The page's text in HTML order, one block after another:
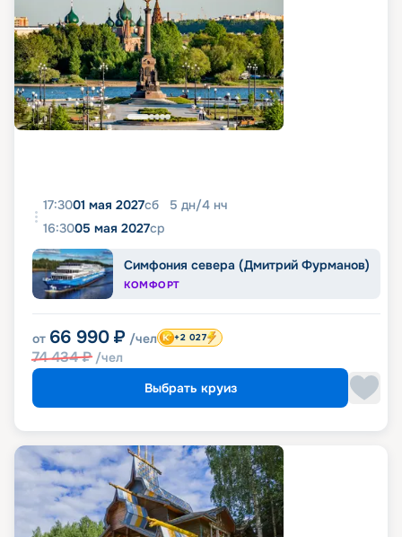
17:3001 мая 2027сб 5 дн/4 нч
16:3005 мая 2027ср
Симфония севера (Дмитрий Фурманов)
КОМФОРТ
от 66 990 ₽ /чел
74 434₽ /чел
+2 027
Выбрать круиз